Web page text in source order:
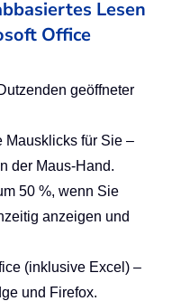
Lesen
Office
geöffneter
Mausklicks für Sie –
der Maus-Hand.
50 %, wenn Sie
anzeigen und
(inklusive Excel) –
und Firefox.